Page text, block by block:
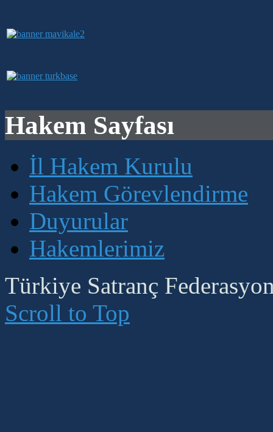
Hakem Sayfası
İl Hakem Kurulu
Hakem Görevlendirme
Duyurular
Hakemlerimiz
Türkiye Satranç
Scroll to Top